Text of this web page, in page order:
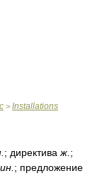
> Installations
; директива ж. ;
; предложение